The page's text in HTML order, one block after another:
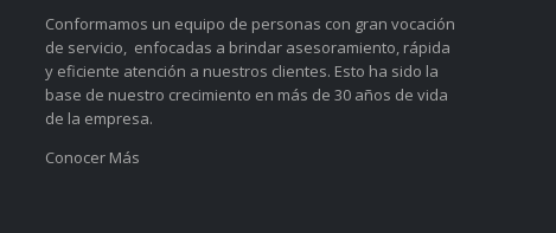
Conformamos un equipo de personas con gran vocación
de servicio, enfocadas a brindar asesoramiento, rápida
y eficiente atención a nuestros clientes. Esto ha sido la
base de nuestro crecimiento en más de 30 años de vida
de la empresa.
Conocer Más